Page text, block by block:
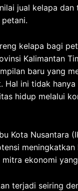
jual kelapa dan
kelapa bagi
Kalimantan
baru yang
ini tidak hanya
hidup melalui
Kota Nusantara
meningkatkan
ekonomi
terjadi seiring